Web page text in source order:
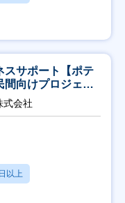
スサポート【ポテ
間向けプロジェク
式会社
以上